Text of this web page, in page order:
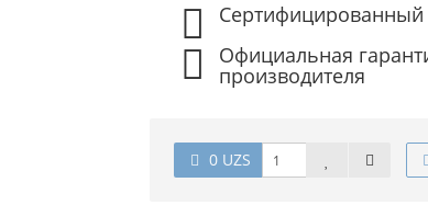
Сертифицированный
Официальная
производителя
0 UZS